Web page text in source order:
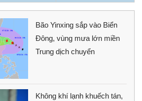
Bão Yinxing sắp vào Biển
Đông, vùng mưa lớn miền
Trung dịch chuyển
Không khí lạnh khuếch tán,